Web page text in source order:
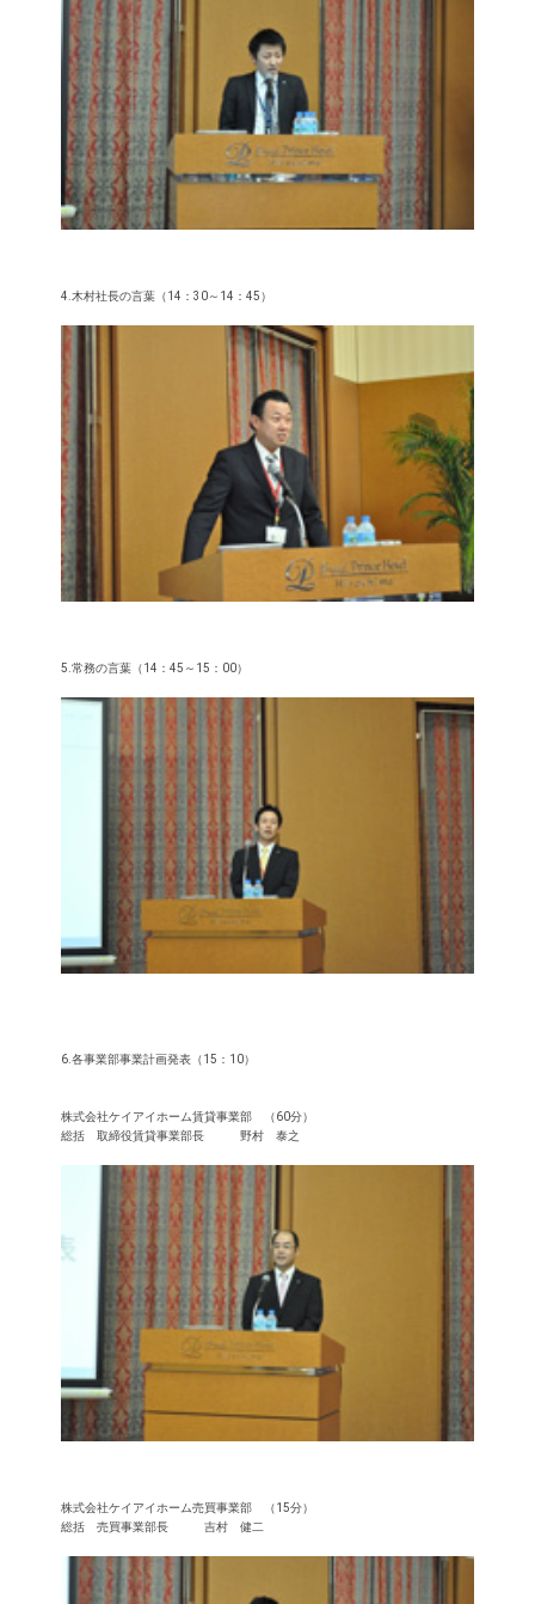
4.木村社長の言葉（14：30～14：45）
5.常務の言葉（14：45～15：00）
6.各事業部事業計画発表（15：10）
株式会社ケイアイホーム賃貸事業部 （60分）
総括 取締役賃貸事業部長 野村 泰之
株式会社ケイアイホーム売買事業部 （15分）
総括 売買事業部長 吉村 健二